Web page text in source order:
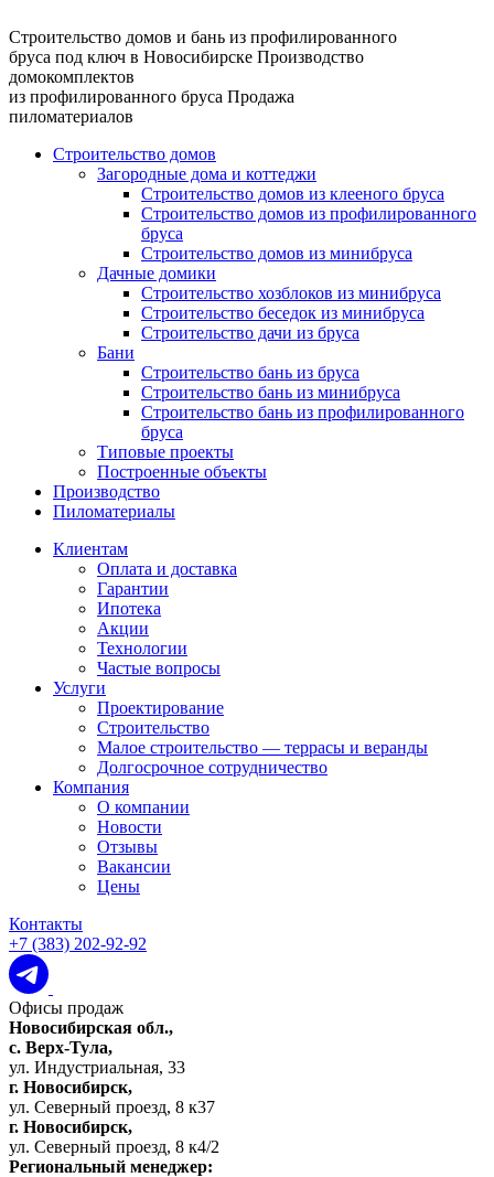
Строительство домов и бань из профилированного
бруса под ключ в Новосибирске Производство
домокомплектов
из профилированного бруса Продажа
пиломатериалов
Строительство домов
Загородные дома и коттеджи
Строительство домов из клееного бруса
Строительство домов из профилированного
бруса
Строительство домов из минибруса
Дачные домики
Строительство хозблоков из минибруса
Строительство беседок из минибруса
Строительство дачи из бруса
Бани
Строительство бань из бруса
Строительство бань из минибруса
Строительство бань из профилированного
бруса
Типовые проекты
Построенные объекты
Производство
Пиломатериалы
Клиентам
Оплата и доставка
Гарантии
Ипотека
Акции
Технологии
Частые вопросы
Услуги
Проектирование
Строительство
Малое строительство — террасы и веранды
Долгосрочное сотрудничество
Компания
О компании
Новости
Отзывы
Вакансии
Цены
Контакты
+7 (383) 202-92-92
Офисы продаж
Новосибирская обл.,
c. Верх-Тула,
ул. Индустриальная, 33
г. Новосибирск,
ул. Северный проезд, 8 к37
г. Новосибирск,
ул. Северный проезд, 8 к4/2
Региональный менеджер: